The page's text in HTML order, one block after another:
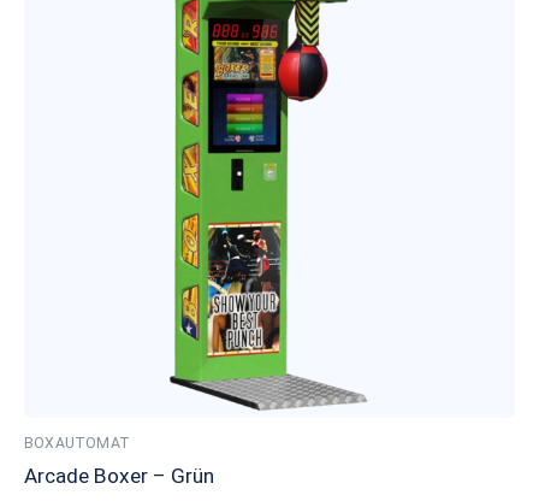
BOXAUTOMAT
Arcade Boxer – Grün